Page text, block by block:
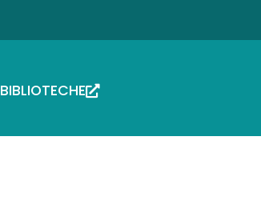
BIBLIOTECHE